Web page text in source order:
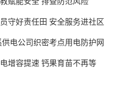
守好责任田 安全服务进社区
电公司织密考点用电防护网
增容提速 钙果育苗不再等